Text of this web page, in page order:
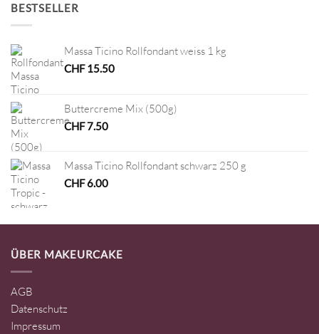
BESTSELLER
Massa Ticino Rollfondant weiss 1 kg
CHF15.50
Buttercreme Mix (500g)
CHF7.50
Massa Ticino Rollfondant schwarz 250 g
CHF6.00
ÜBER MAKEURCAKE
AGB
Datenschutz
Impressum